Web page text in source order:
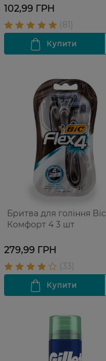
102,99 ГРН
Бритва для гоління Bic
Комфорт 4 3 шт
279,99 ГРН